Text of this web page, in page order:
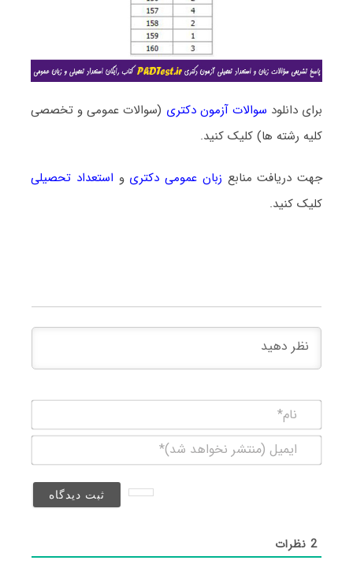
برای دانلود سوالات آزمون دکتری (سوالات عمومی و تخصصی
کلیه رشته ها) کلیک کنید.
جهت دریافت منابع زبان عمومی دکتری و استعداد تحصیلی
کلیک کنید.
(منتشر
2نظرات